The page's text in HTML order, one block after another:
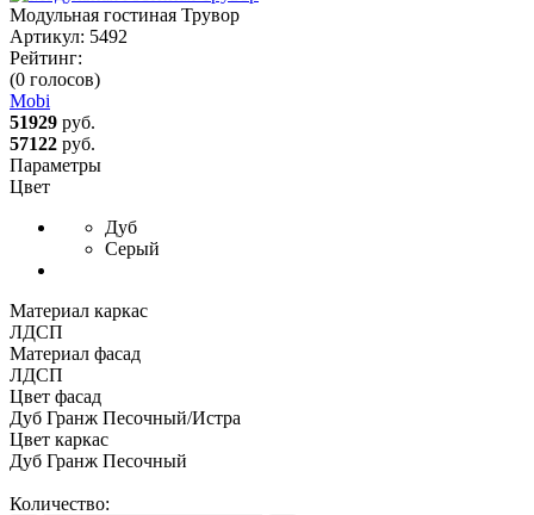
Модульная гостиная Трувор
Артикул: 5492
Рейтинг:
(0 голосов)
Mobi
51929 руб.
57122 руб.
Параметры
Цвет
Дуб
Серый
Материал каркас
ЛДСП
Материал фасад
ЛДСП
Цвет фасад
Дуб Гранж Песочный/Истра
Цвет каркас
Дуб Гранж Песочный
Количество: